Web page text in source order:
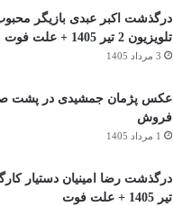
درگذشت اکبر عبدی بازیگر
تلویزیون 2 تیر 1405 + علت فوت
3 مرداد 1405
عکس پژمان جمشیدی در پشت
فروش
1 مرداد 1405
تیر 1405 + علت فوت